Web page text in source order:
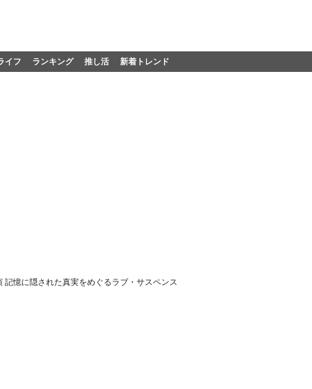
イフ ランキング 推し活 新着トレンド
憶に隠された真実をめぐるラブ・サスペンス